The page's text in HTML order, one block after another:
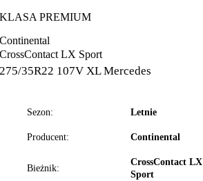
KLASA PREMIUM
Continental
CrossContact LX Sport
275/35R22 107V XL Mercedes
Sezon: Letnie
Producent: Continental
Bieżnik:
CrossContact LX
Sport